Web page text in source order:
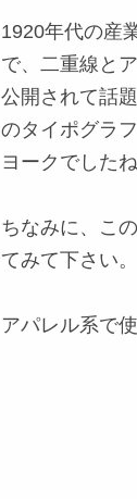
1920年代の産
で、二重線と
公開されて話
のタイポグラ
ヨークでしたね
ちなみに、こ
てみて下さい。
アパレル系で